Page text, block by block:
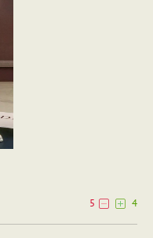
5
4